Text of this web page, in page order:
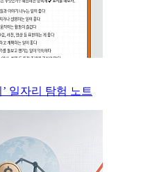
일자리 탐험 노트